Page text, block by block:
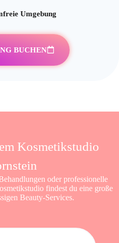
Umgebung
BUCHEN
Kosmetikstudio
oder professionelle
findest du eine große
Beauty-Services.